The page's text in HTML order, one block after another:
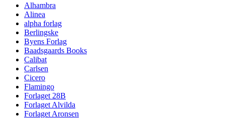
Alhambra
Alinea
alpha forlag
Berlingske
Byens Forlag
Baadsgaards Books
Calibat
Carlsen
Cicero
Flamingo
Forlaget 28B
Forlaget Alvilda
Forlaget Aronsen